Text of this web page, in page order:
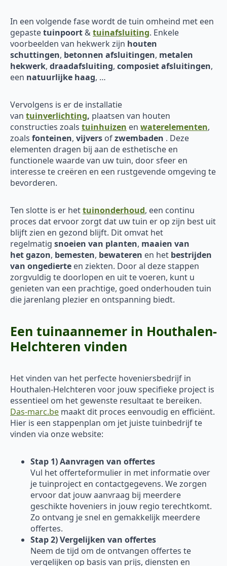
In een volgende fase wordt de tuin omheind met een
gepastetuinpoort &tuinafsluiting. Enkele
voorbeelden van hekwerk zijn houten
schuttingen, betonnen afsluitingen, metalen
hekwerk, draadafsluiting, composiet afsluitingen,
een natuurlijke haag, …
Vervolgens is er de installatie
van tuinverlichting, plaatsen van houten
constructies zoals tuinhuizen en waterelementen,
zoals fonteinen, vijvers ofzwembaden . Deze
elementen dragen bij aan de esthetische en
functionele waarde van uw tuin, door sfeer en
interesse te creëren en een rustgevende omgeving te
bevorderen.
Ten slotte is er hettuinonderhoud, een continu
proces dat ervoor zorgt dat uw tuin er op zijn best uit
blijft zien en gezond blijft. Dit omvat het
regelmatig snoeien van planten, maaien van
hetgazon, bemesten, bewateren en het bestrijden
van ongedierte en ziekten. Door al deze stappen
zorgvuldig te doorlopen en uit te voeren, kunt u
genieten van een prachtige, goed onderhouden tuin
die jarenlang plezier en ontspanning biedt.
Een tuinaannemer in Houthalen-
Helchteren vinden
Het vinden van het perfecte hoveniersbedrijf in
Houthalen-Helchteren voor jouw specifieke project is
essentieel om het gewenste resultaat te bereiken.
Das-marc.be maakt dit proces eenvoudig en efficiënt.
Hier is een stappenplan om jet juiste tuinbedrijf te
vinden via onze website:
Stap 1) Aanvragen van offertes
Vul het offerteformulier in met informatie over
je tuinproject en contactgegevens. We zorgen
ervoor dat jouw aanvraag bij meerdere
geschikte hoveniers in jouw regio terechtkomt.
Zo ontvang je snel en gemakkelijk meerdere
offertes.
Stap 2) Vergelijken van offertes
Neem de tijd om de ontvangen offertes te
vergelijken op basis van prijs, diensten en